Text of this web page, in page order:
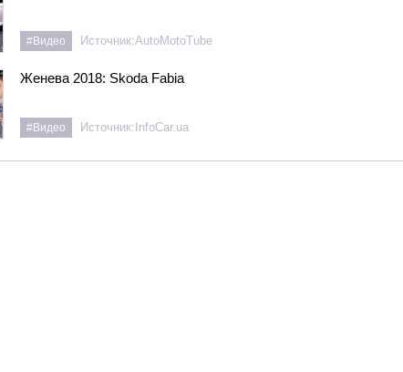
#Видео Источник:AutoMotoTube
Женева 2018: Skoda Fabia
#Видео Источник: InfoCar.ua